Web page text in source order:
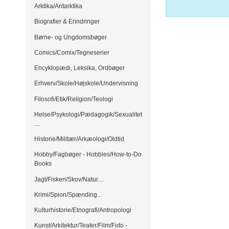
Arktika/Antarktika
Biografier & Erindringer
Børne- og Ungdomsbøger
Comics/Comix/Tegneserier
Encyklopædi, Leksika, Ordbøger
Erhverv/Skole/Højskole/Undervisning
Filosofi/Etik/Religion/Teologi
Helse/Psykologi/Pædagogik/Sexualitet
....
Historie/Militær/Arkæologi/Oldtid
Hobby/Fagbøger - Hobbies/How-to-Do
Books
Jagt/Fiskeri/Skov/Natur....
Krimi/Spion/Spænding...
Kulturhistorie/Etnografi/Antropologi
Kunst/Arkitektur/Teater/Film/Foto -